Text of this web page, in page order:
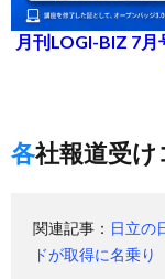
月刊LOGI-BIZ 7
各社報道受
関連記事： 日立の
ドが取得に名乗り